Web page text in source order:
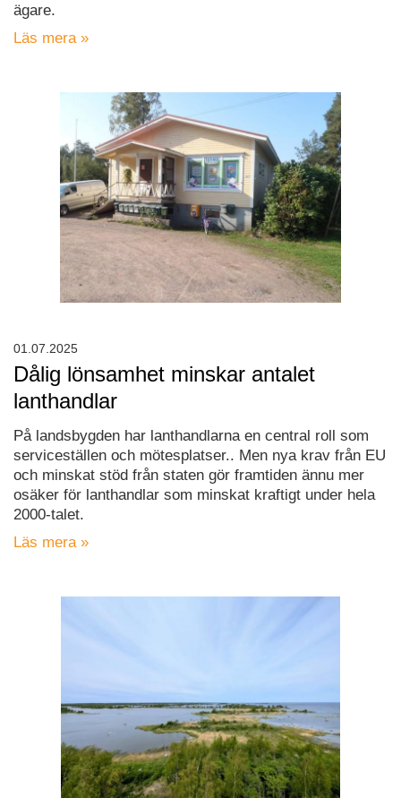
ägare.
Läs mera »
Dålig lönsamhet minskar antalet
lanthandlar
På landsbygden har lanthandlarna en central roll som
serviceställen och mötesplatser.. Men nya krav från EU
och minskat stöd från staten gör framtiden ännu mer
osäker för lanthandlar som minskat kraftigt under hela
2000-talet.
Läs mera »
01.07.2025